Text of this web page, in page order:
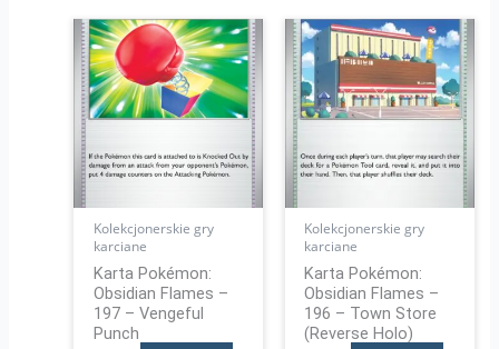
Kolekcjonerskie gry
karciane
Karta Pokémon:
Obsidian Flames –
197 – Vengeful
Punch
Kolekcjonerskie gry
karciane
Karta Pokémon:
Obsidian Flames –
196 – Town Store
(Reverse Holo)